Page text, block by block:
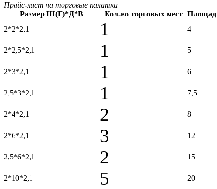
Прайс-лист на торговые палатки
Размер Ш(Г)*Д*В
Кол-во торговых мест
2*2*2,1
1 4
2*2,5*2,1 1 5
2*3*2,1 1 6
2,5*3*2,1 1 7,5
2*4*2,1 2 8
2*6*2,1 3 12
2,5*6*2,1 2 15
2*10*2,1 5 20